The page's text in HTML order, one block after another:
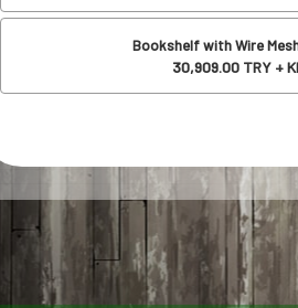
Bookshelf with Wire
30,909.00 TRY +